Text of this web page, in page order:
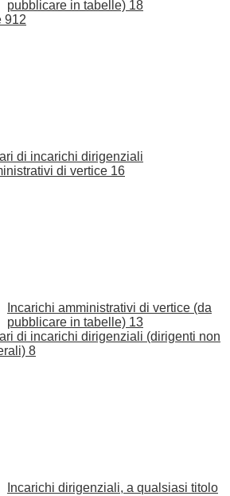
pubblicare in tabelle) 18
912
di incarichi dirigenziali
di vertice 16
Incarichi amministrativi di vertice (da
pubblicare in tabelle) 13
di incarichi dirigenziali (dirigenti non
8
Incarichi dirigenziali, a qualsiasi titolo